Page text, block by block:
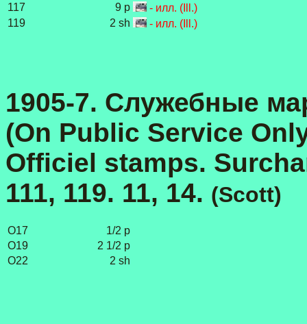
117
9 p
- илл. (Ill.)
119
2 sh - илл. (Ill.)
1905-7. Служебные
(On Public Service
Officiel stamps.
111, 119. 11, 14. (Scott)
O17
1/2 p
O19
2 1/2 p
O22
2 sh